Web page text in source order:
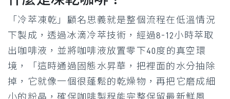
「冷萃凍乾」顧名思義就是整個流程在低溫情況
下製成，透過冰滴冷萃技術，經過8-12小時萃取
出咖啡液，並將咖啡液放置零下40度的真空環
境，「這時通過固態水昇華，把裡面的水分抽除
掉，它就像一個很蓬鬆的乾燥物，再把它磨成細